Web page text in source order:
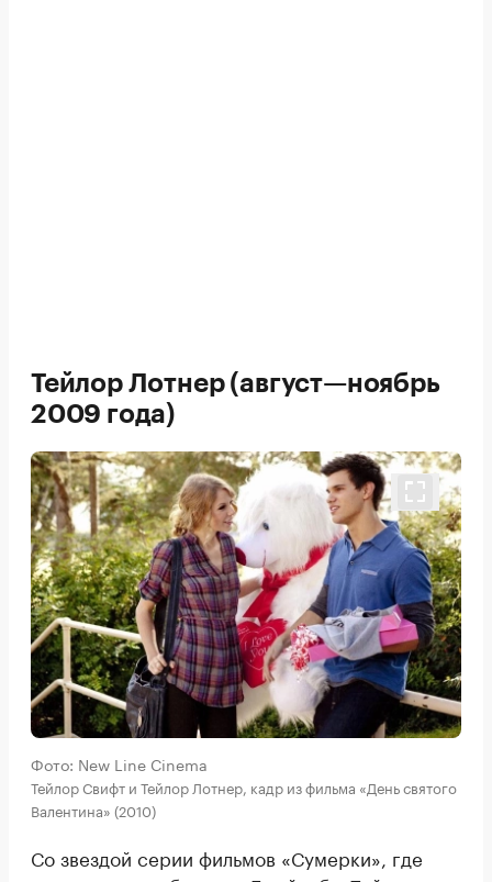
Тейлор Лотнер (август—ноябрь
2009 года)
Фото: New Line Cinema
Тейлор Свифт и Тейлор Лотнер, кадр из фильма «День святого
Валентина» (2010)
Со звездой серии фильмов «Сумерки», где